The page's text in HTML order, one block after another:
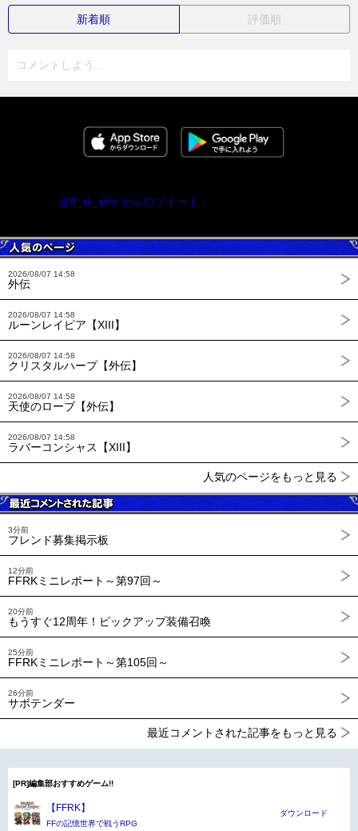
新着順 評価順
コメントしよう...
@ff_rk_info からのツイート
2026/08/07 14:58
外伝
2026/08/07 14:58
ルーンレイピア【XIII】
2026/08/07 14:58
クリスタルハープ【外伝】
2026/08/07 14:58
天使のローブ【外伝】
2026/08/07 14:58
ラバーコンシャス【XIII】
人気のページをもっと見る
3分前
フレンド募集掲示板
12分前
FFRKミニレポート～第97回～
20分前
もうすぐ12周年！ピックアップ装備召喚
25分前
FFRKミニレポート～第105回～
26分前
サボテンダー
最近コメントされた記事をもっと見る
[PR]編集部おすすめゲーム!!
【FFRK】
FFの記憶世界で戦うRPG
ダウンロード